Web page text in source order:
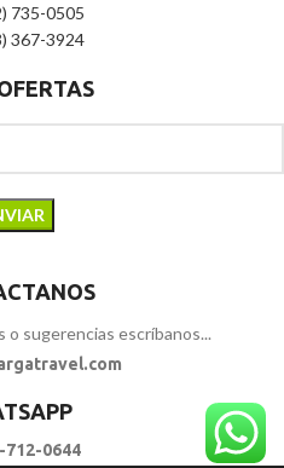
735-0505
367-3924
o sugerencias escríbanos...
712-0644